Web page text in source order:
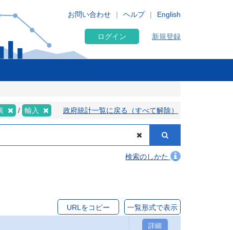
English
お問い合わせ ヘルプ
ログイン 新規登録
輸入 政府統計一覧に戻る（すべて解除）
検索のしかた
URLをコピー 一覧形式で表示
詳細